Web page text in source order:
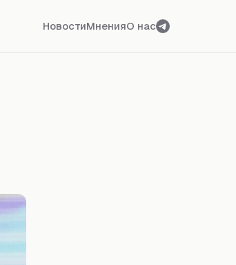
НовостиМненияО нас